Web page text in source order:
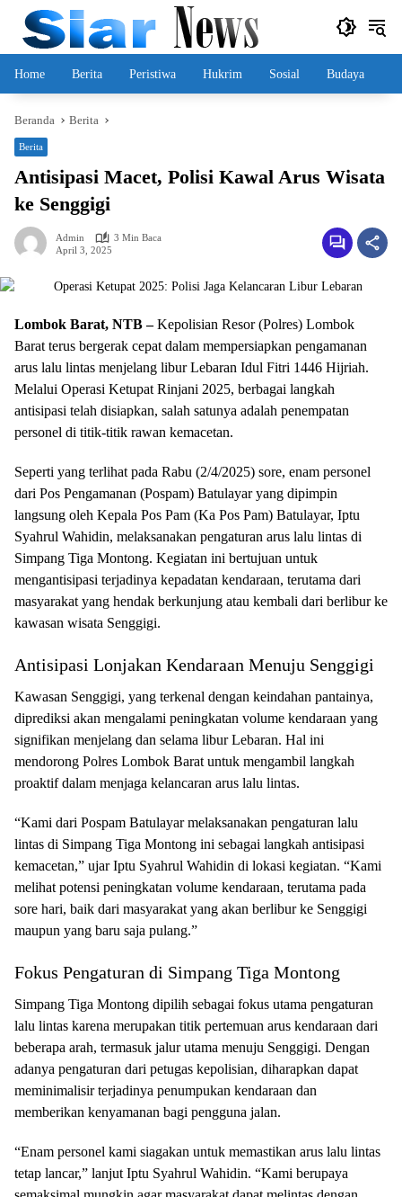
Langsung
konten
Home Berita Peristiwa Hukrim Sosial Budaya
Beranda Berita
Berita
Antisipasi Macet, Polisi Kawal Arus Wisata
ke Senggigi
Admin
3 Min Baca
April 3, 2025
Lombok Barat, NTB –Kepolisian Resor (Polres) Lombok
Barat terus bergerak cepat dalam mempersiapkan pengamanan
arus lalu lintas menjelang libur Lebaran Idul Fitri 1446 Hijriah.
Melalui Operasi Ketupat Rinjani 2025, berbagai langkah
antisipasi telah disiapkan, salah satunya adalah penempatan
personel di titik-titik rawan kemacetan.
Seperti yang terlihat pada Rabu (2/4/2025) sore, enam personel
dari Pos Pengamanan (Pospam) Batulayar yang dipimpin
langsung oleh Kepala Pos Pam (Ka Pos Pam) Batulayar, Iptu
Syahrul Wahidin, melaksanakan pengaturan arus lalu lintas di
Simpang Tiga Montong. Kegiatan ini bertujuan untuk
mengantisipasi terjadinya kepadatan kendaraan, terutama dari
masyarakat yang hendak berkunjung atau kembali dari berlibur ke
kawasan wisata Senggigi.
Antisipasi Lonjakan Kendaraan Menuju Senggigi
Kawasan Senggigi, yang terkenal dengan keindahan pantainya,
diprediksi akan mengalami peningkatan volume kendaraan yang
signifikan menjelang dan selama libur Lebaran. Hal ini
mendorong Polres Lombok Barat untuk mengambil langkah
proaktif dalam menjaga kelancaran arus lalu lintas.
“Kami dari Pospam Batulayar melaksanakan pengaturan lalu
lintas di Simpang Tiga Montong ini sebagai langkah antisipasi
kemacetan,” ujar Iptu Syahrul Wahidin di lokasi kegiatan. “Kami
melihat potensi peningkatan volume kendaraan, terutama pada
sore hari, baik dari masyarakat yang akan berlibur ke Senggigi
maupun yang baru saja pulang.”
Fokus Pengaturan di Simpang Tiga Montong
Simpang Tiga Montong dipilih sebagai fokus utama pengaturan
lalu lintas karena merupakan titik pertemuan arus kendaraan dari
beberapa arah, termasuk jalur utama menuju Senggigi. Dengan
adanya pengaturan dari petugas kepolisian, diharapkan dapat
meminimalisir terjadinya penumpukan kendaraan dan
memberikan kenyamanan bagi pengguna jalan.
“Enam personel kami siagakan untuk memastikan arus lalu lintas
tetap lancar,” lanjut Iptu Syahrul Wahidin. “Kami berupaya